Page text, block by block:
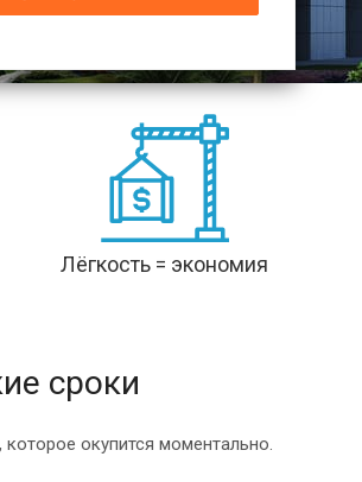
Лёгкость = экономия
сроки
окупится моментально.